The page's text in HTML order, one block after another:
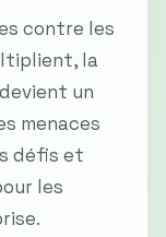
contre les
la
un
menaces
défis et
les